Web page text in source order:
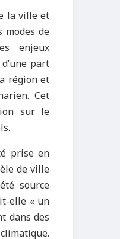
la ville et
de
enjeux
part
région et
Cet
sur le
prise en
de ville
source
elle « un
dans des